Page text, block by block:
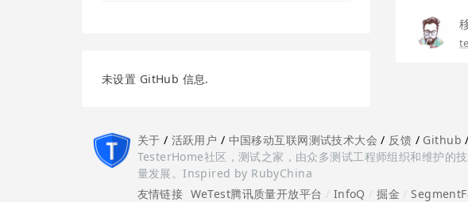
未设置 GitHub 信息.
关于 / 活跃用户 / 中国移动互联网测试技术大会 / 反馈 / Github
TesterHome社区，测试之家，由众多测试工程师组织和维护的
量发展。Inspired by RubyChina
友情链接 WeTest腾讯质量开放平台 InfoQ /掘金 /